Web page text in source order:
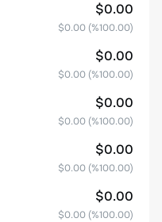
$0.00
$0.00 (%100.00)
$0.00
$0.00 (%100.00)
$0.00
$0.00 (%100.00)
$0.00
$0.00 (%100.00)
$0.00
$0.00 (%100.00)